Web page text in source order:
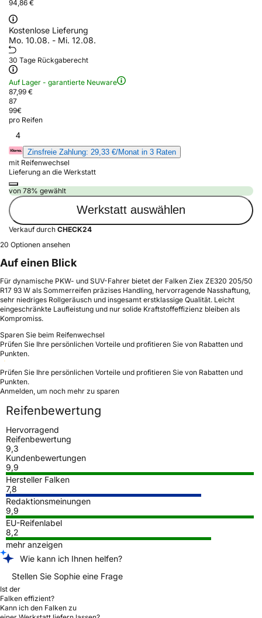
94,86 €
Kostenlose Lieferung
Mo. 10.08. - Mi. 12.08.
30 Tage Rückgaberecht
Auf Lager - garantierte Neuware
87,99 €
87
99€
pro Reifen
4
Zinsfreie Zahlung: 29,33 €/Monat in 3 Raten
mit Reifenwechsel
Lieferung an die Werkstatt
von 78% gewählt
Werkstatt auswählen
Verkauf durch CHECK24
20 Optionen ansehen
Auf einen Blick
Für dynamische PKW- und SUV-Fahrer bietet der Falken Ziex ZE320 205/50
R17 93 W als Sommerreifen präzises Handling, hervorragende Nasshaftung,
sehr niedriges Rollgeräusch und insgesamt erstklassige Qualität. Leicht
eingeschränkte Laufleistung und nur solide Kraftstoffeffizienz bleiben als
Kompromiss.
Sparen Sie beim Reifenwechsel
Prüfen Sie Ihre persönlichen Vorteile und profitieren Sie von Rabatten und
Punkten.
Prüfen Sie Ihre persönlichen Vorteile und profitieren Sie von Rabatten und
Punkten.
Anmelden, um noch mehr zu sparen
Reifenbewertung
Hervorragend
Reifenbewertung
9,3
Kundenbewertungen
9,9
Hersteller Falken
7,8
Redaktionsmeinungen
9,9
EU-Reifenlabel
8,2
mehr anzeigen
Wie kann ich Ihnen helfen?
Stellen Sie Sophie eine Frage
Ist der
Falken effizient?
Kann ich den Falken zu